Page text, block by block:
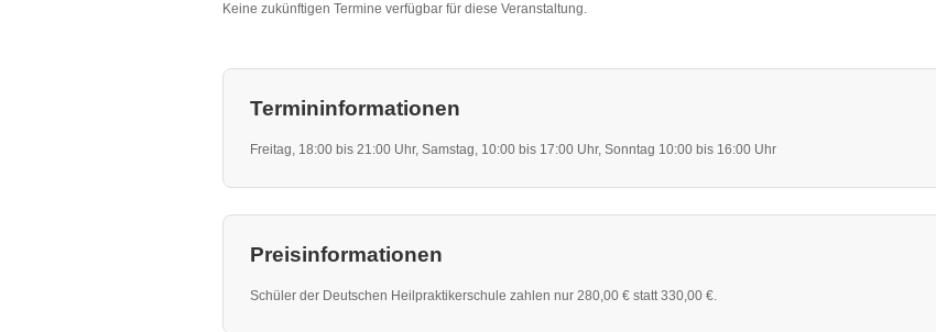
Keine zukünftigen Termine verfügbar für diese Veranstaltung.
Termininformationen
Freitag, 18:00 bis 21:00 Uhr, Samstag, 10:00 bis 17:00 Uhr, Sonntag 10:00 bis 16:00 Uhr
Preisinformationen
Schüler der Deutschen Heilpraktikerschule zahlen nur 280,00 € statt 330,00 €.